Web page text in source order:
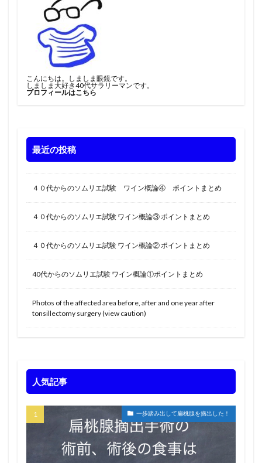
こんにちは。しましま眼鏡です。
しましま大好き40代サラリーマンです。
プロフィールはこちら
最近の投稿
４０代からのソムリエ試験 ワイン概論④ ポイントまとめ
４０代からのソムリエ試験 ワイン概論③ ポイントまとめ
４０代からのソムリエ試験 ワイン概論② ポイントまとめ
40代からのソムリエ試験 ワイン概論①ポイントまとめ
Photos of the affected area before, after and one year after
tonsillectomy surgery (view caution)
人気記事
一歩踏み出して扁桃腺を摘出した！